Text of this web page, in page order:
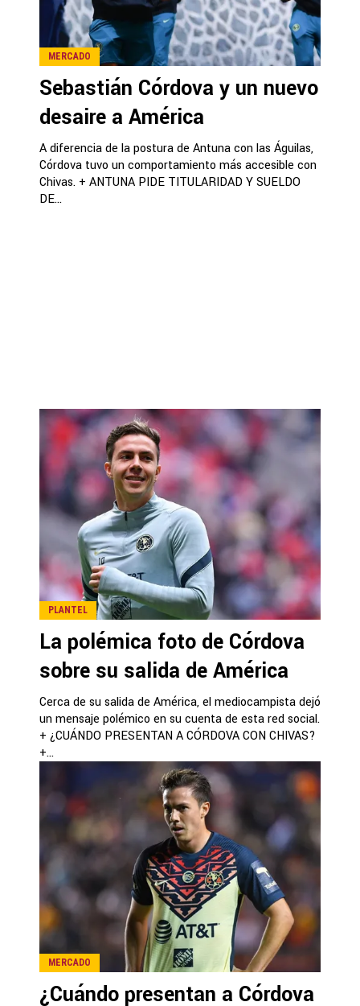
MERCADO
Sebastián Córdova y un nuevo
desaire a América
A diferencia de la postura de Antuna con las Águilas,
Córdova tuvo un comportamiento más accesible con
Chivas. + ANTUNA PIDE TITULARIDAD Y SUELDO
DE...
PLANTEL
La polémica foto de Córdova
sobre su salida de América
Cerca de su salida de América, el mediocampista dejó
un mensaje polémico en su cuenta de esta red social.
+ ¿CUÁNDO PRESENTAN A CÓRDOVA CON CHIVAS?
+...
MERCADO
¿Cuándo presentan a Córdova